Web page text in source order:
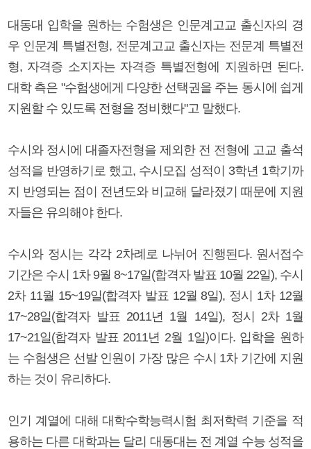
대동대 입학을 원하는 수험생은 인문계고교 출신자의 경
우 인문계 특별전형, 전문계고교 출신자는 전문계 특별전
형, 자격증 소지자는 자격증 특별전형에 지원하면 된다.
대학 측은 "수험생에게 다양한 선택권을 주는 동시에 쉽게
지원할 수 있도록 전형을 정비했다"고 말했다.
수시와 정시에 대졸자전형을 제외한 전 전형에 고교 출석
성적을 반영하기로 했고, 수시모집 성적이 3학년 1학기까
지 반영되는 점이 전년도와 비교해 달라졌기 때문에 지원
자들은 유의해야 한다.
수시와 정시는 각각 2차례로 나뉘어 진행된다. 원서접수
기간은 수시 1차 9월 8~17일(합격자 발표 10월 22일), 수시
2차 11월 15~19일(합격자 발표 12월 8일), 정시 1차 12월
17~28일(합격자 발표 2011년 1월 14일), 정시 2차 1월
17~21일(합격자 발표 2011년 2월 1일)이다. 입학을 원하
는 수험생은 선발 인원이 가장 많은 수시 1차 기간에 지원
하는 것이 유리하다.
인기 계열에 대해 대학수학능력시험 최저학력 기준을 적
용하는 다른 대학과는 달리 대동대는 전 계열 수능 성적을